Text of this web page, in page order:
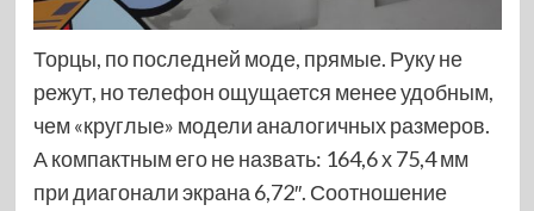
Торцы, по последней моде, прямые. Руку не
режут, но телефон ощущается менее удобным,
чем «круглые» модели аналогичных размеров.
А компактным его не назвать: 164,6 х 75,4 мм
при диагонали экрана 6,72″. Соотношение